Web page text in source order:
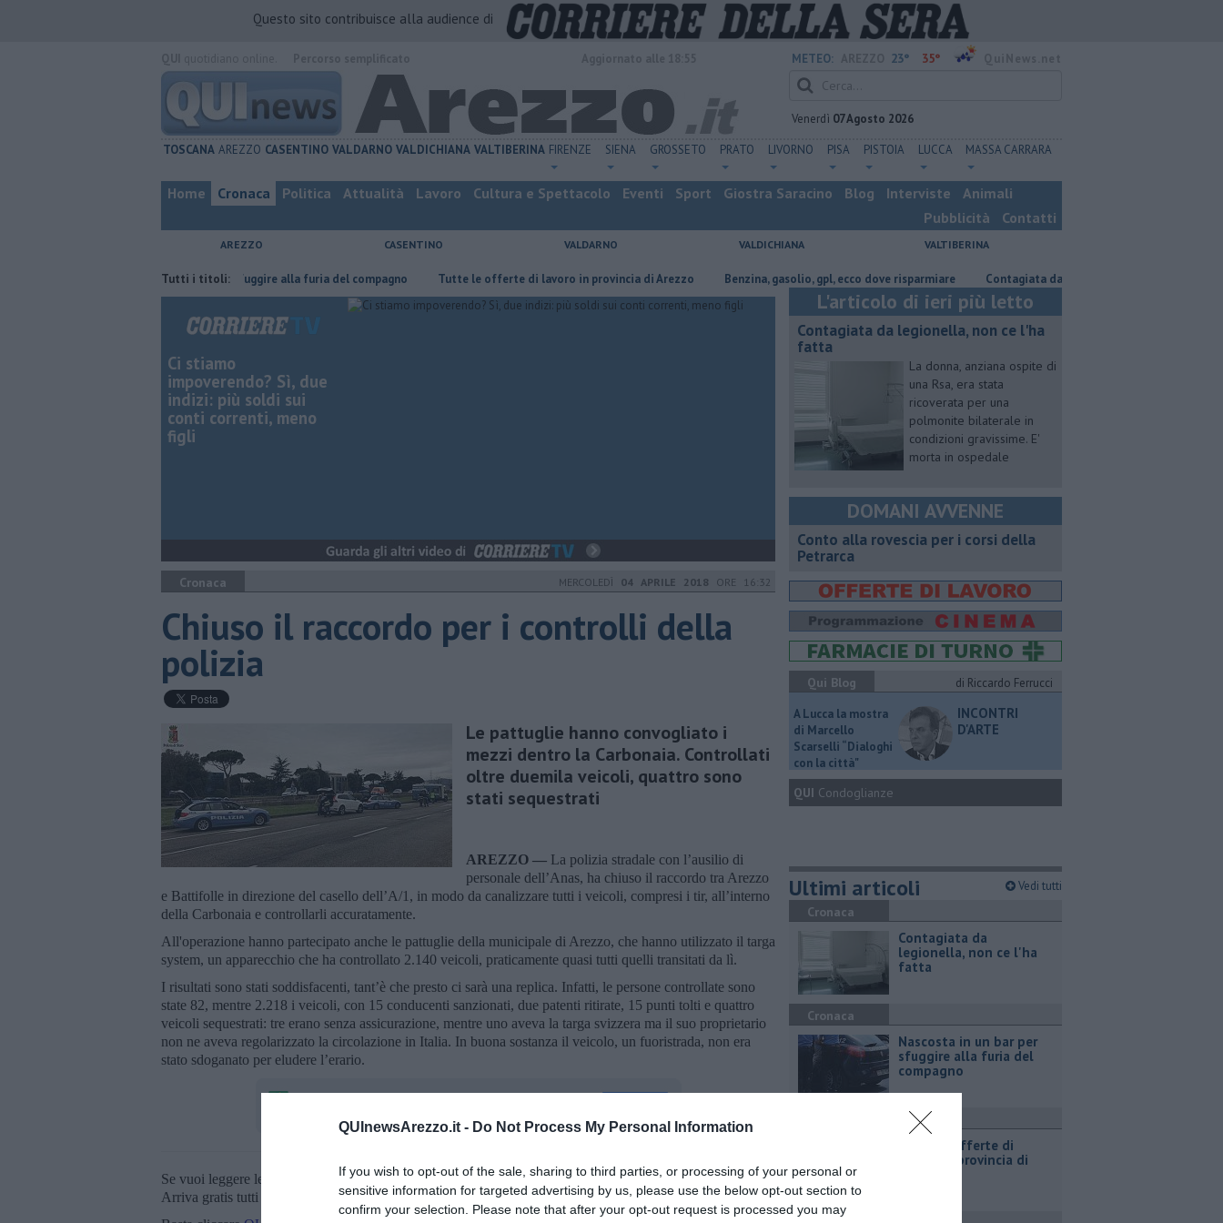
QUInewsArezzo.it - Do Not Process My Personal Information
If you wish to opt-out of the sale, sharing to third parties, or processing of your personal or
sensitive information for targeted advertising by us, please use the below opt-out section to
confirm your selection. Please note that after your opt-out request is processed you may
Questo sito contribuisce alla audience di
METEO: 23° 35°
Venerdì 07 Agosto 2026
TOSCANA AREZZO CASENTINO VALDARNO VALDICHIANA VALTIBERINA FIRENZE SIENA GROSSETO PRATO LIVORNO PISA PISTOIA LUCCA MASSA CARRARA
Home Cronaca Politica Attualità Lavoro Cultura e Spettacolo Eventi Sport Giostra Saracino Blog Interviste
Animali
Pubblicità
Contatti
AREZZO CASENTINO VALDARNO VALDICHIANA VALTIBERINA
Tutti i titoli:
Nascosta in un bar per sfuggire alla furia del compagno ​Tutte le offerte di lavoro in provincia di Arezzo ​Benzina, gasolio, gpl, ecco dove risparmiare Contagiata da legionella, non ce l'ha fatta
Ci stiamo
impoverendo? Sì, due
indizi: più soldi sui
conti correnti, meno
figli
Cronaca MERCOLEDÌ 04 APRILE 2018 ORE 16:32
Chiuso il raccordo per i controlli della
polizia
Le pattuglie hanno convogliato i
mezzi dentro la Carbonaia. Controllati
oltre duemila veicoli, quattro sono
stati sequestrati
AREZZO — La polizia stradale con l’ausilio di
personale dell’Anas, ha chiuso il raccordo tra Arezzo
e Battifolle in direzione del casello dell’A/1, in modo da canalizzare tutti i veicoli, compresi i tir, all’interno
della Carbonaia e controllarli accuratamente.
All'operazione hanno partecipato anche le pattuglie della municipale di Arezzo, che hanno utilizzato il targa
system, un apparecchio che ha controllato 2.140 veicoli, praticamente quasi tutti quelli transitati da lì.
I risultati sono stati soddisfacenti, tant’è che presto ci sarà una replica. Infatti, le persone controllate sono
state 82, mentre 2.218 i veicoli, con 15 conducenti sanzionati, due patenti ritirate, 15 punti tolti e quattro
veicoli sequestrati: tre erano senza assicurazione, mentre uno aveva la targa svizzera ma il suo proprietario
non ne aveva regolarizzato la circolazione in Italia. In buona sostanza il veicolo, un fuoristrada, non era
stato sdoganato per eludere l’erario.
Se vuoi leggere le notizie principali della Toscana iscriviti allaNewsletter QUInews - ToscanaMedia.
Arriva gratis tutti i giorni alle 20:00 direttamente nella tua casella di posta.
L'articolo di ieri più letto
Contagiata da legionella, non ce l'ha
fatta
La donna, anziana ospite di
una Rsa, era stata
ricoverata per una
polmonite bilaterale in
condizioni gravissime. E'
morta in ospedale
DOMANI AVVENNE
​Conto alla rovescia per i corsi della
Petrarca
Qui Blog
di Riccardo Ferrucci
A Lucca la mostra
di Marcello
Scarselli “Dialoghi
con la città"
INCONTRI
D'ARTE
QUI Condoglianze
Ultimi articoli Vedi tutti
Cronaca
Contagiata da
legionella, non ce l'ha
fatta
Cronaca
Nascosta in un bar per
sfuggire alla furia del
compagno
​Tutte le offerte di
lavoro in provincia di